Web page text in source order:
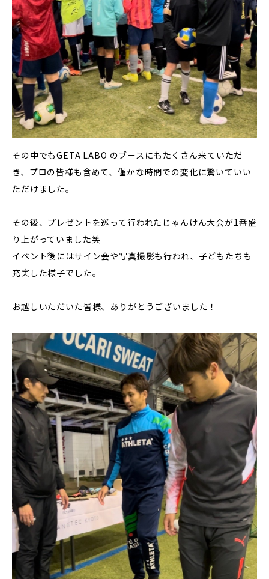
その中でもGETA LABO のブースにもたくさん来ていただ
き、プロの皆様も含めて、僅かな時間での変化に驚いていい
ただけました。
その後、プレゼントを巡って行われたじゃんけん大会が1番盛
り上がっていました笑
イベント後にはサイン会や写真撮影も行われ、子どもたちも
充実した様子でした。
お越しいただいた皆様、ありがとうございました！